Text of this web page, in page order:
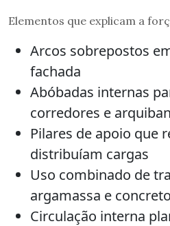
Elementos que explicam a
Arcos sobrepostos
fachada
Abóbadas internas
corredores e
Pilares de apoio que
distribuíam cargas
Uso combinado de
argamassa e
Circulação interna